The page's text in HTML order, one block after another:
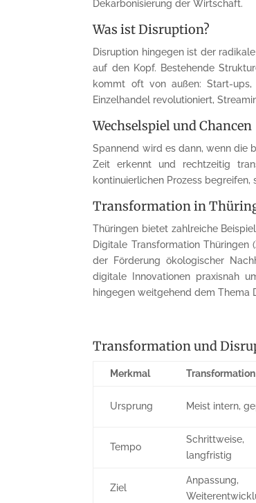
Dekarbonisierung der Wirtschaft.
Was ist Disruption?
Disruption hingegen ist der
auf den Kopf. Bestehende
kommt oft von außen: Start-
Einzelhandel revolutioniert,
Wechselspiel und Chancen
Spannend wird es dann, wenn die
Zeit erkennt und rechtzeitig
kontinuierlichen Prozess
Transformation in
Thüringen bietet zahlreiche
Digitale Transformation
der Förderung ökologischer
digitale Innovationen praxisnah
hingegen weitgehend dem Thema
Transformation und
Merkmal Transformation
Ursprung Meist intern,
Tempo
Schrittweise,
langfristig
Ziel
Anpassung,